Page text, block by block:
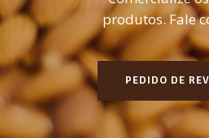
produtos. Fale
PEDIDO DE